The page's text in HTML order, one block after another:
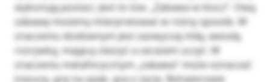
wykonują postaci. Jest to tzw. „Zabawa w klucz”. Ową
zabawę możemy interpretować w różny sposób. W
znaczeniu dosłownym jest zazwyczaj miłą, wesołą
rozrywką, mającą cieszyć a zarazem uczyć. W
znaczeniu metaforycznym „zabawa” może oznaczać
tresurę, grę na opak, grę o życie. Bohaterowie